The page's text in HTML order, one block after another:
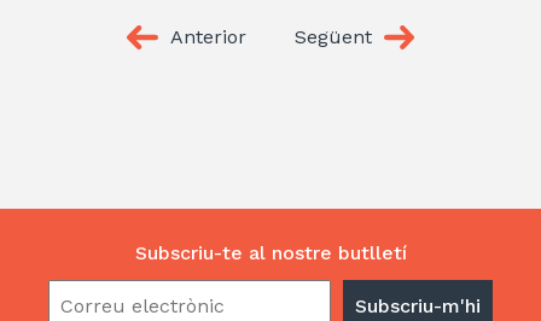
Anterior Següent
Subscriu-te al nostre butlletí